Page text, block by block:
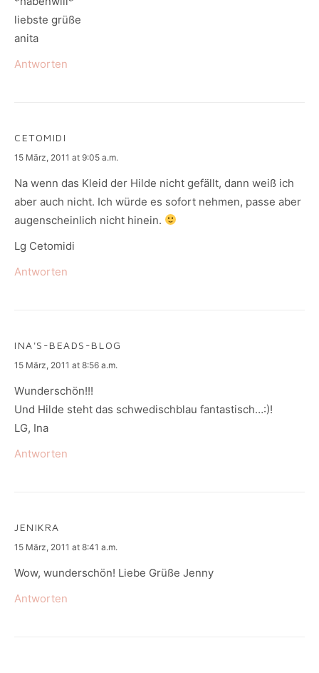
liebste grüße
anita
Antworten
CETOMIDI
says:
15 März, 2011 at 9:05 a.m.
Na wenn das Kleid der Hilde nicht gefällt, dann weiß ich
aber auch nicht. Ich würde es sofort nehmen, passe aber
augenscheinlich nicht hinein.
Lg Cetomidi
Antworten
INA'S-BEADS-BLOG
says:
15 März, 2011 at 8:56 a.m.
Wunderschön!!!
Und Hilde steht das schwedischblau fantastisch…:)!
LG, Ina
Antworten
JENIKRA
says:
15 März, 2011 at 8:41 a.m.
Wow, wunderschön! Liebe Grüße Jenny
Antworten